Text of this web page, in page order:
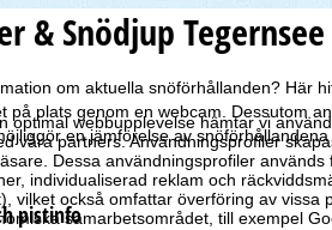
optimal webbupplevelse hämtar vi
våra partners. Användningsprofiler
Dessa användningsprofiler används
individualiserad reklam och
vilket också omfattar överföring av
samarbetsområdet, till exempel
& Snödjup Tegernsee
om aktuella snöförhållanden? Här
på plats genom en webcam. Dessutom
en jämförelse av
pistinfo